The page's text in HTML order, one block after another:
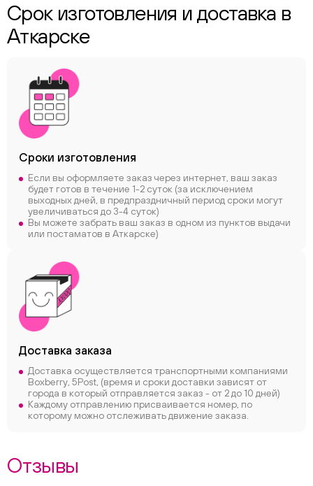
Срок изготовления и доставка в
Аткарске
Сроки изготовления
Если вы оформляете заказ через интернет, ваш заказ
будет готов в течение 1-2 суток (за исключением
выходных дней, в предпраздничный период сроки могут
увеличиваться до 3-4 суток)
Вы можете забрать ваш заказ в одном из пунктов выдачи
или постаматов в Аткарске)
Доставка заказа
Доставка осуществляется транспортными компаниями
Boxberry, 5Post, (время и сроки доставки зависят от
города в который отправляется заказ - от 2 до 10 дней)
Каждому отправлению присваивается номер, по
которому можно отслеживать движение заказа.
Отзывы